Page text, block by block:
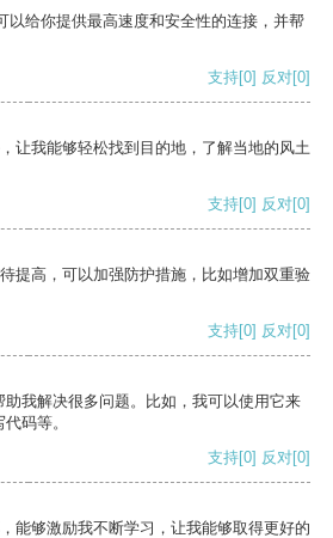
以给你提供最高速度和安全性的连接，并帮
支持[0] 反对[0]
让我能够轻松找到目的地，了解当地的风土
支持[0] 反对[0]
提高，可以加强防护措施，比如增加双重验
支持[0] 反对[0]
我解决很多问题。比如，我可以使用它来
码等。
支持[0] 反对[0]
能够激励我不断学习，让我能够取得更好的